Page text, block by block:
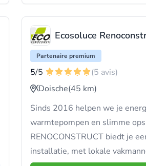
Ecosoluce
Partenaire premium
5/5
(5 avis)
Doische(45 km)
Sinds 2016 helpen we je
warmtepompen en slimme
RENOCONSTRUCT biedt je
installatie, met lokale